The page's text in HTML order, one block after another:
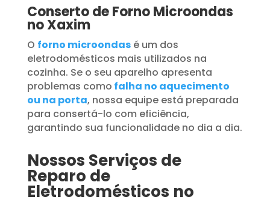
Conserto de Forno Microondas
no Xaxim
O forno microondasé um dos
eletrodomésticos mais utilizados na
cozinha. Se o seu aparelho apresenta
problemas como falha no aquecimento
ou na porta, nossa equipe está preparada
para consertá-lo com eficiência,
garantindo sua funcionalidade no dia a dia.
Nossos Serviços de
Reparo de
Eletrodomésticos no